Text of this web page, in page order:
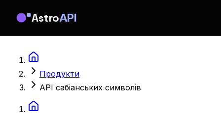
AstroAPI
Продукти
API сабіанських символів